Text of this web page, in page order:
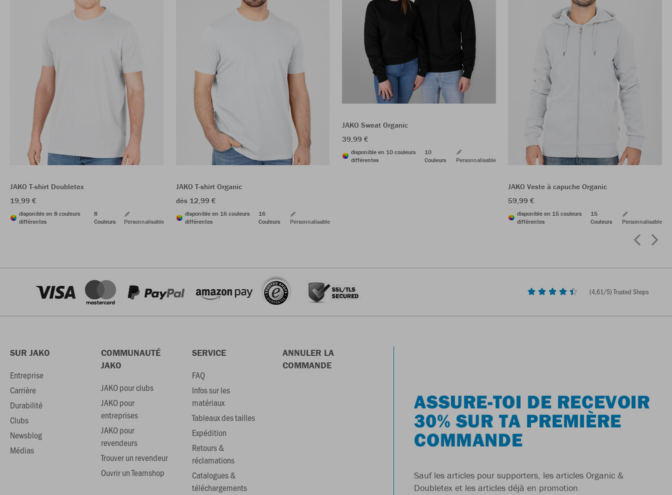
JAKO T-shirt Doubletex
19,99 €
disponible en 8 couleurs
différentes
8
Couleurs
Personnalisable
JAKO T-shirt Organic
dès 12,99 €
disponible en 16 couleurs
différentes
16
Couleurs
Personnalisable
JAKO Sweat Organic
39,99 €
disponible en 10 couleurs
différentes
10
Couleurs
Personnalisable
JAKO Veste à capuche Organic
59,99 €
disponible en 15 couleurs
différentes
15
Couleurs
Personnalisable
(4,61/5) Trusted Shops
SUR JAKO
Entreprise
Carrière
Durabilité
Clubs
Newsblog
Médias
COMMUNAUTÉ
JAKO
JAKO pour clubs
JAKO pour
entreprises
JAKO pour
revendeurs
Trouver un revendeur
Ouvrir un Teamshop
SERVICE
FAQ
Infos sur les
matériaux
Tableaux des tailles
Expédition
Retours &
réclamations
Catalogues &
téléchargements
ANNULER LA
COMMANDE
ASSURE-TOI DE RECEVOIR
30% SUR TA PREMIÈRE
COMMANDE
Sauf les articles pour supporters, les articles Organic &
Doubletex et les articles déjà en promotion